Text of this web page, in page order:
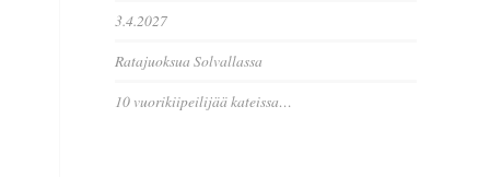
3.4.2027
Ratajuoksua Solvallassa
10 vuorikiipeilijää kateissa…